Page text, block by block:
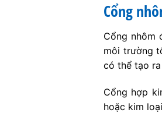
Cổng
Cổng nhôm
môi trường
có thể tạo
Cổng hợp
hoặc kim